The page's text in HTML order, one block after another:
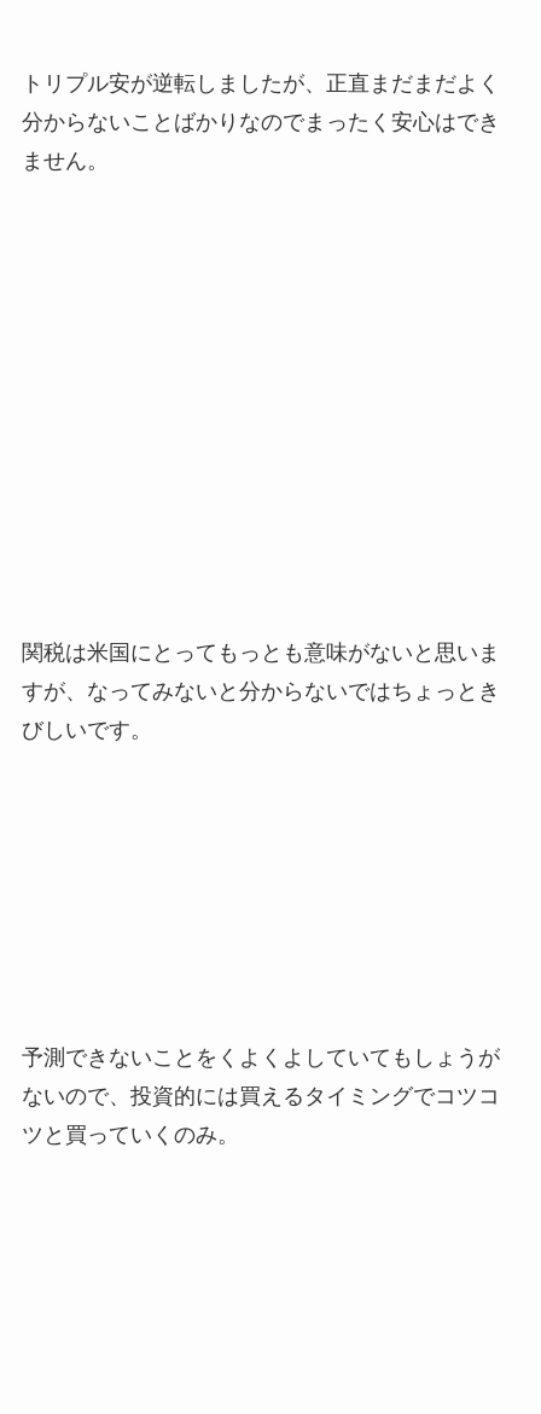
トリプル安が逆転しましたが、正直まだまだよく
分からないことばかりなのでまったく安心はでき
ません。
関税は米国にとってもっとも意味がないと思いま
すが、なってみないと分からないではちょっとき
びしいです。
予測できないことをくよくよしていてもしょうが
ないので、投資的には買えるタイミングでコツコ
ツと買っていくのみ。